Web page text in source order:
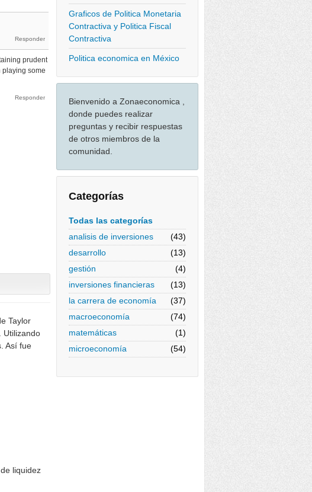
Graficos de Politica Monetaria
Contractiva y Politica Fiscal
Contractiva
Politica economica en México
Bienvenido a Zonaeconomica ,
donde puedes realizar
preguntas y recibir respuestas
de otros miembros de la
comunidad.
Categorías
Todas las categorías
analisis de inversiones
(43)
desarrollo
(13)
gestión
(4)
inversiones financieras
(13)
la carrera de economía
(37)
macroeconomía
(74)
matemáticas
(1)
microeconomía
(54)
prudent
playing some
Taylor
Utilizando
Así fue
liquidez